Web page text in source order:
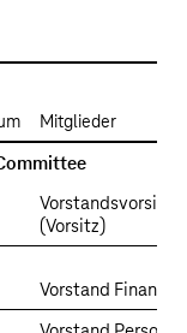
Mitglieder
(Vorsitz)
Vorstand Finanzen